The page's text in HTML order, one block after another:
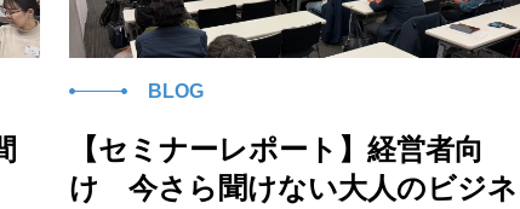
BLOG
【セミナーレポート】経営者向
け 今さら聞けない大人のビジネ